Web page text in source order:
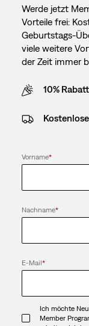
Werde jetzt
Vorteile frei:
Geburtstags-
viele weitere
der Zeit immer
10%
Vorname*
Nachname*
E-Mail*
Ich möchte
Member